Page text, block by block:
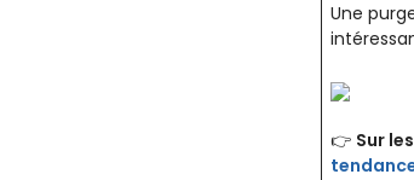
Une
👉 Sur les